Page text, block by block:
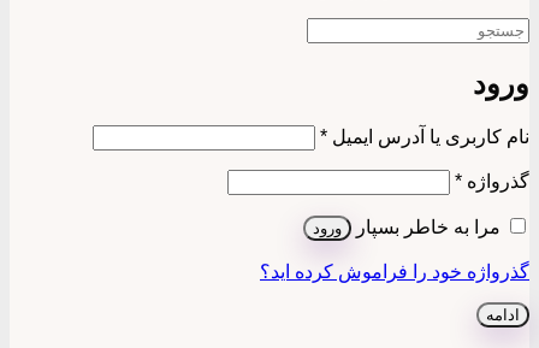
ورود
نام کاربری یا آدرس ایمیل *الزامی
گذرواژه *الزامی
مرا به خاطر بسپار ورود
گذرواژه خود را فراموش کرده اید؟
ادامه